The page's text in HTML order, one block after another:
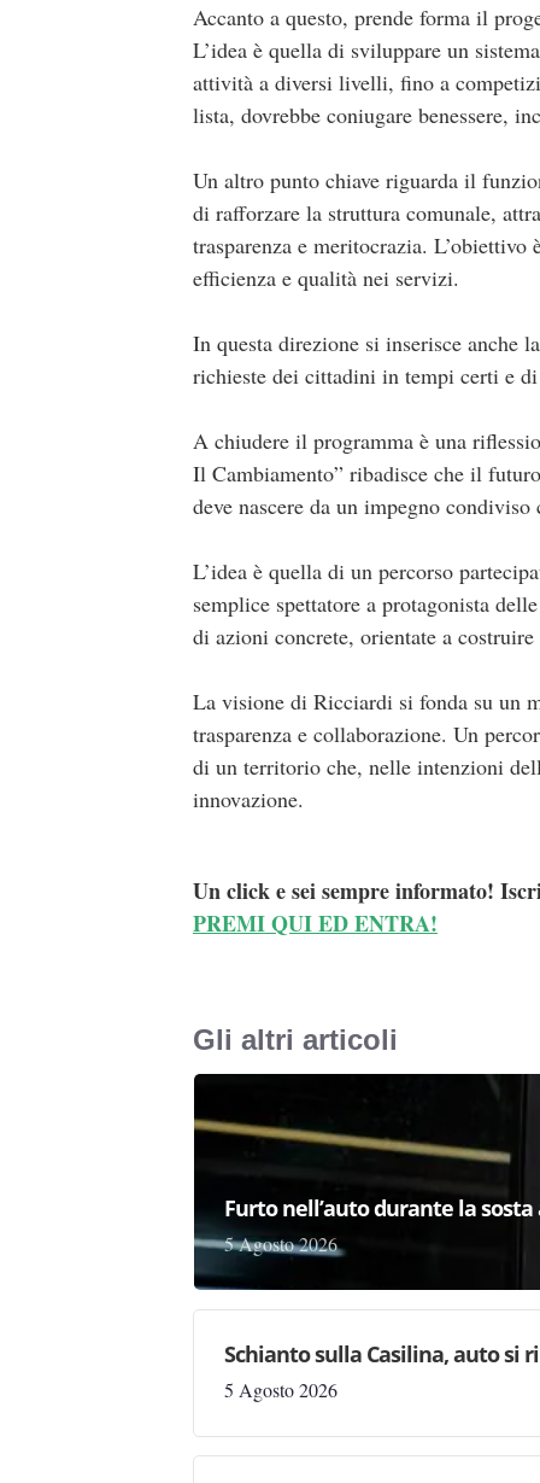
Accanto a questo, prende forma il
L’idea è quella di sviluppare un
attività a diversi livelli, fino a
lista, dovrebbe coniugare benessere,
Un altro punto chiave riguarda il
di rafforzare la struttura comunale,
trasparenza e meritocrazia.
efficienza e qualità nei servizi.
In questa direzione si inserisce anche
richieste dei cittadini in tempi certi e
A chiudere il programma è una
Il Cambiamento” ribadisce che il
deve nascere da un impegno
L’idea è quella di un percorso
semplice spettatore a protagonista
di azioni concrete, orientate a
La visione di Ricciardi si fonda su un
trasparenza e collaborazione. Un
di un territorio che, nelle intenzioni
innovazione.
Un click e sei sempre informato!
PREMI QUI ED ENTRA!
Gli altri articoli
Furto nell’auto durante la
5 Agosto 2026
Schianto sulla Casilina, auto si
5 Agosto 2026